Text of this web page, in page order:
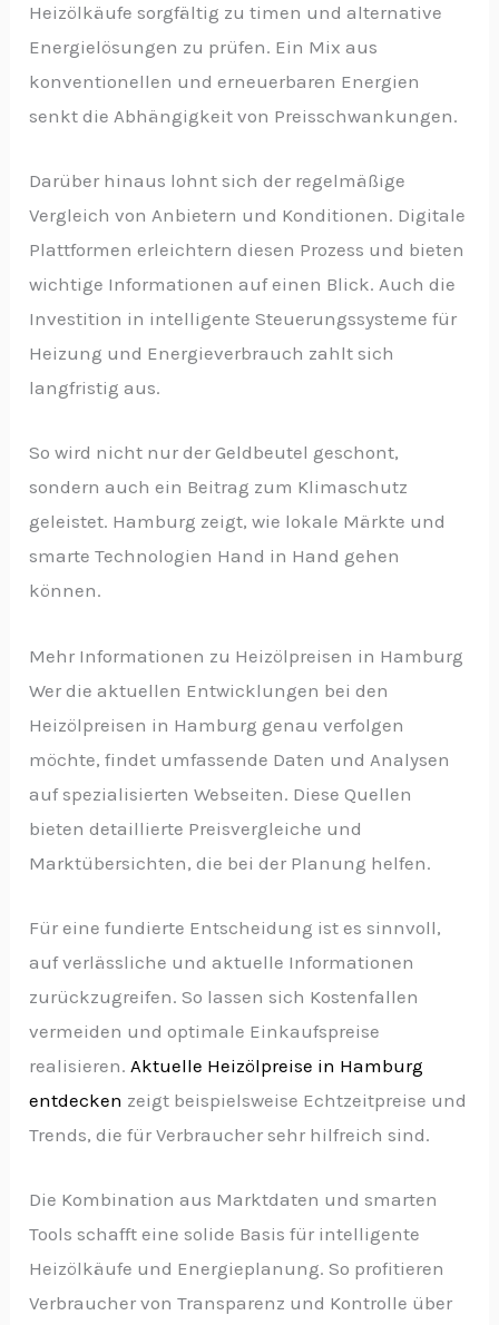
Heizölkäufe sorgfältig zu timen und alternative
Energielösungen zu prüfen. Ein Mix aus
konventionellen und erneuerbaren Energien
senkt die Abhängigkeit von Preisschwankungen.
Darüber hinaus lohnt sich der regelmäßige
Vergleich von Anbietern und Konditionen. Digitale
Plattformen erleichtern diesen Prozess und bieten
wichtige Informationen auf einen Blick. Auch die
Investition in intelligente Steuerungssysteme für
Heizung und Energieverbrauch zahlt sich
langfristig aus.
So wird nicht nur der Geldbeutel geschont,
sondern auch ein Beitrag zum Klimaschutz
geleistet. Hamburg zeigt, wie lokale Märkte und
smarte Technologien Hand in Hand gehen
können.
Mehr Informationen zu Heizölpreisen in Hamburg
Wer die aktuellen Entwicklungen bei den
Heizölpreisen in Hamburg genau verfolgen
möchte, findet umfassende Daten und Analysen
auf spezialisierten Webseiten. Diese Quellen
bieten detaillierte Preisvergleiche und
Marktübersichten, die bei der Planung helfen.
Für eine fundierte Entscheidung ist es sinnvoll,
auf verlässliche und aktuelle Informationen
zurückzugreifen. So lassen sich Kostenfallen
vermeiden und optimale Einkaufspreise
realisieren. Aktuelle Heizölpreise in Hamburg
entdecken zeigt beispielsweise Echtzeitpreise und
Trends, die für Verbraucher sehr hilfreich sind.
Die Kombination aus Marktdaten und smarten
Tools schafft eine solide Basis für intelligente
Heizölkäufe und Energieplanung. So profitieren
Verbraucher von Transparenz und Kontrolle über